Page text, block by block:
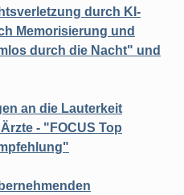
durch KI-
Memorisierung und
durch die Nacht" und
an die Lauterkeit
- "FOCUS Top